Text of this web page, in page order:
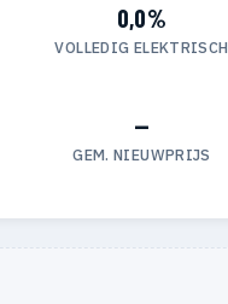
0,0%
VOLLEDIG ELEKTRISCH
—
GEM. NIEUWPRIJS